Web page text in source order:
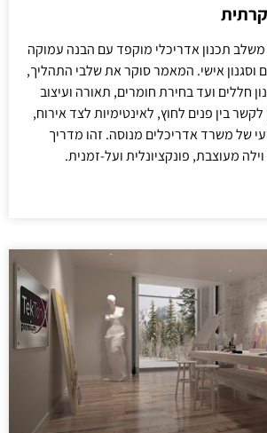
משלב תכנון אדריכלי מוקפד עם הבנה עמוקה
וסגנון אישי. המאמר סוקר את שלבי התהליך,
חללים ועד בחירת חומרים, תאורה ועיצוב
בין פנים לחוץ, לאינטימיות לצד אירוח,
של משרד אדריכלים מנוסה. זהו מדריך
מעוצבת, פונקציונלית ועל-זמנית.